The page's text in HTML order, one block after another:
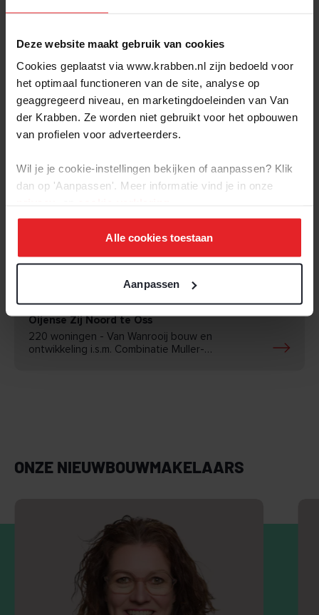
Deze website maakt gebruik van cookies
Cookies geplaatst via www.krabben.nl zijn bedoeld voor
het optimaal functioneren van de site, analyse op
geaggregeerd niveau, en marketingdoeleinden van Van
der Krabben. Ze worden niet gebruikt voor het opbouwen
van profielen voor adverteerders.
Wil je je cookie-instellingen bekijken of aanpassen? Klik
dan op 'Aanpassen'. Meer informatie vind je in onze
Alle cookies toestaan
Aanpassen
Verkocht
Oijense Zij Noord te Oss
220 woningen - Van Wanrooij bouw en
ontwikkeling i.s.m. Combinatie Muller-
ONZE NIEUWBOUWMAKELAARS